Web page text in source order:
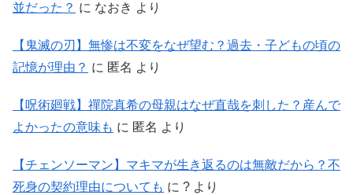
並だった？ に なおき より
【鬼滅の刃】無惨は不変をなぜ望む？過去・子どもの頃の
記憶が理由？ に 匿名 より
【呪術廻戦】禪院真希の母親はなぜ直哉を刺した？産んで
よかったの意味も に 匿名 より
【チェンソーマン】マキマが生き返るのは無敵だから？不
死身の契約理由についても に ? より